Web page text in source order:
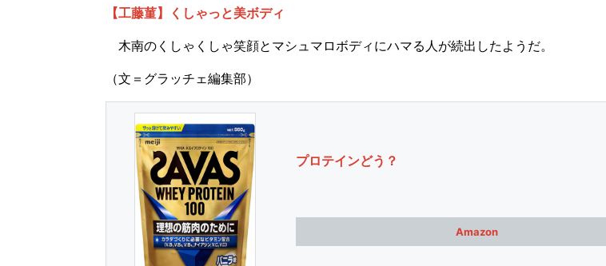
【工藤菫】くしゃっと美ボディ
木南のくしゃくしゃ笑顔とマシュマロボディにハマる人が続出したようだ。
（文＝グラッチェ編集部）
プロテインどう？
Amazon